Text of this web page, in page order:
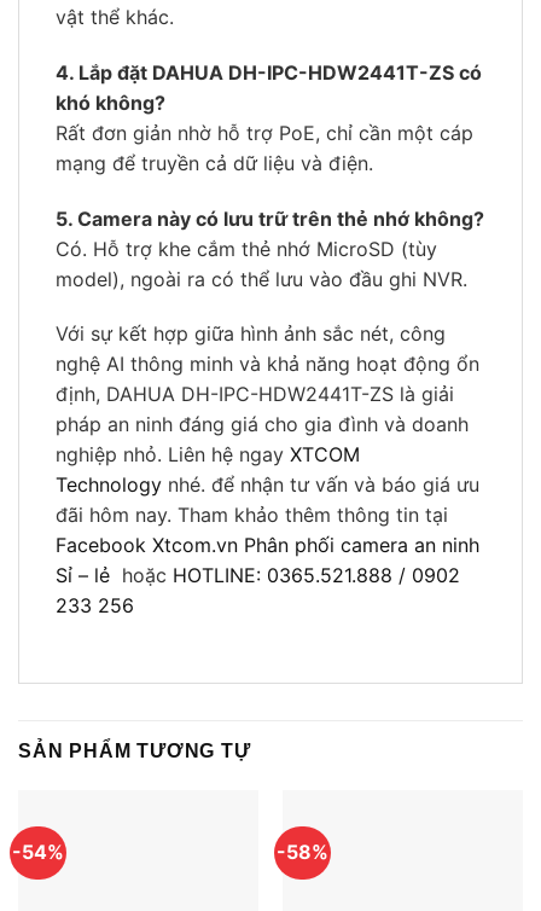
vật thể khác.
4. Lắp đặt DAHUA DH-IPC-HDW2441T-ZS có
khó không?
Rất đơn giản nhờ hỗ trợ PoE, chỉ cần một cáp
mạng để truyền cả dữ liệu và điện.
5. Camera này có lưu trữ trên thẻ nhớ không?
Có. Hỗ trợ khe cắm thẻ nhớ MicroSD (tùy
model), ngoài ra có thể lưu vào đầu ghi NVR.
Với sự kết hợp giữa hình ảnh sắc nét, công
nghệ AI thông minh và khả năng hoạt động ổn
định, DAHUA DH-IPC-HDW2441T-ZS là giải
pháp an ninh đáng giá cho gia đình và doanh
nghiệp nhỏ. Liên hệ ngay XTCOM
Technology nhé. để nhận tư vấn và báo giá ưu
đãi hôm nay. Tham khảo thêm thông tin tại
Facebook Xtcom.vn Phân phối camera an ninh
Sỉ – lẻ hoặc HOTLINE: 0365.521.888 / 0902
233 256
SẢN PHẨM TƯƠNG TỰ
-54% -58%